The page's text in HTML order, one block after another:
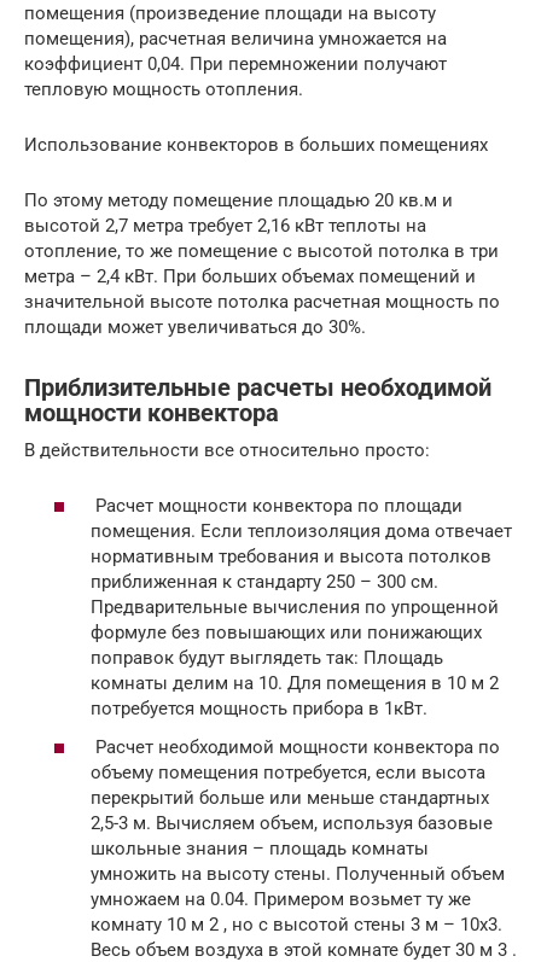
помещения (произведение площади на высоту
помещения), расчетная величина умножается на
коэффициент 0,04. При перемножении получают
тепловую мощность отопления.
Использование конвекторов в больших помещениях
По этому методу помещение площадью 20 кв.м и
высотой 2,7 метра требует 2,16 кВт теплоты на
отопление, то же помещение с высотой потолка в три
метра – 2,4 кВт. При больших объемах помещений и
значительной высоте потолка расчетная мощность по
площади может увеличиваться до 30%.
Приблизительные расчеты необходимой
мощности конвектора
В действительности все относительно просто:
Расчет мощности конвектора по площади
помещения. Если теплоизоляция дома отвечает
нормативным требования и высота потолков
приближенная к стандарту 250 – 300 см.
Предварительные вычисления по упрощенной
формуле без повышающих или понижающих
поправок будут выглядеть так: Площадь
комнаты делим на 10. Для помещения в 10 м 2
потребуется мощность прибора в 1кВт.
Расчет необходимой мощности конвектора по
объему помещения потребуется, если высота
перекрытий больше или меньше стандартных
2,5-3 м. Вычисляем объем, используя базовые
школьные знания – площадь комнаты
умножить на высоту стены. Полученный объем
умножаем на 0.04. Примером возьмет ту же
комнату 10 м 2 , но с высотой стены 3 м – 10х3.
Весь объем воздуха в этой комнате будет 30 м 3 .